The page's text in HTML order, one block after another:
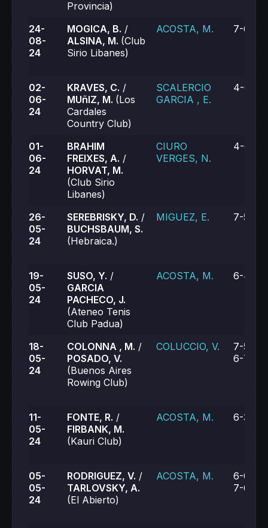
Provincia)
24-
08-
24
MOGICA, B. /
ALSINA, M. (Club
Sirio Libanes)
ACOSTA, M. 7-6, 7-
02-
06-
24
KRAVES, C. /
MUñIZ, M. (Los
Cardales
Country Club)
SCALERCIO
GARCIA , E.
4-6, 4-
01-
06-
24
BRAHIM
FREIXES, A. /
HORVAT, M.
(Club Sirio
Libanes)
CIURO
VERGES, N.
4-6, 4-
26-
05-
24
SEREBRISKY, D. /
BUCHSBAUM, S.
(Hebraica.)
MIGUEZ, E. 7-5, 7-
19-
05-
24
SUSO, Y. /
GARCIA
PACHECO, J.
(Ateneo Tenis
Club Padua)
ACOSTA, M. 6-4, 2-
18-
05-
24
COLONNA , M. /
POSADO, V.
(Buenos Aires
Rowing Club)
COLUCCIO, V.
7-5, 2-
6-7 (9)
11-
05-
24
FONTE, R. /
FIRBANK, M.
(Kauri Club)
ACOSTA, M. 6-3, 6-
05-
05-
24
RODRIGUEZ, V. /
TARLOVSKY, A.
(El Abierto)
ACOSTA, M.
6-0, 6-
7-6 (9)